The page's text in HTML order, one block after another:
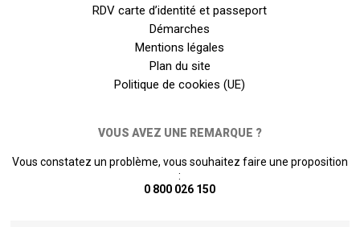
RDV carte d’identité et passeport
Démarches
Mentions légales
Plan du site
Politique de cookies (UE)
VOUS AVEZ UNE REMARQUE ?
Vous constatez un problème, vous souhaitez faire une proposition
:
0 800 026 150